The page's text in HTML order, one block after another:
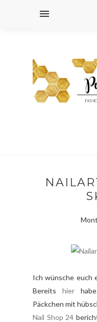
Ich wünsche euch
Bereits hier
Päckchen mit
Nail Shop 24